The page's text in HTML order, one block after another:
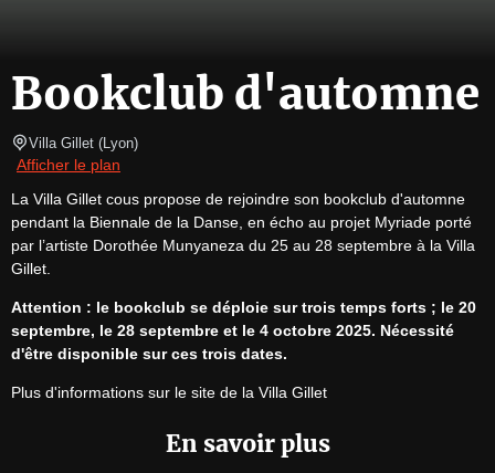
Bookclub d'automne
Villa Gillet (Lyon)
Afficher le plan
La Villa Gillet cous propose de rejoindre son bookclub d'automne
pendant la Biennale de la Danse, en écho au projet Myriade porté
par l’artiste Dorothée Munyaneza du 25 au 28 septembre à la Villa
Gillet.
Attention : le bookclub se déploie sur trois temps forts ; le 20
septembre, le 28 septembre et le 4 octobre 2025. Nécessité
d'être disponible sur ces trois dates.
Plus d'informations sur le site de la Villa Gillet
En savoir plus